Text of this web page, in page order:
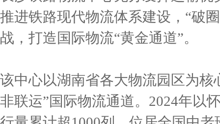
推进铁路现代物流体系建设，“破
战，打造国际物流“黄金通道”。
该中心以湖南省各大物流园区为
非联运”国际物流通道。2024年以